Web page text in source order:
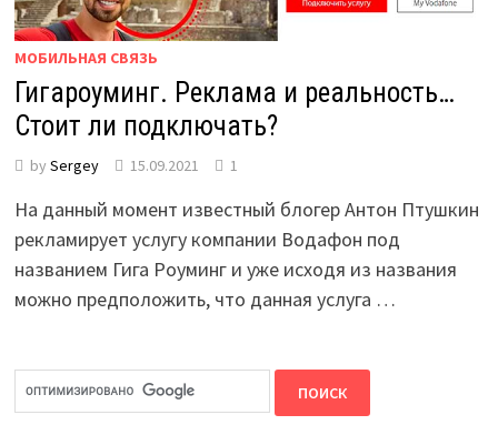
МОБИЛЬНАЯ СВЯЗЬ
Гигароуминг. Реклама и реальность…
Стоит ли подключать?
by Sergey 15.09.2021 1
На данный момент известный блогер Антон Птушкин
рекламирует услугу компании Водафон под
названием Гига Роуминг и уже исходя из названия
можно предположить, что данная услуга …